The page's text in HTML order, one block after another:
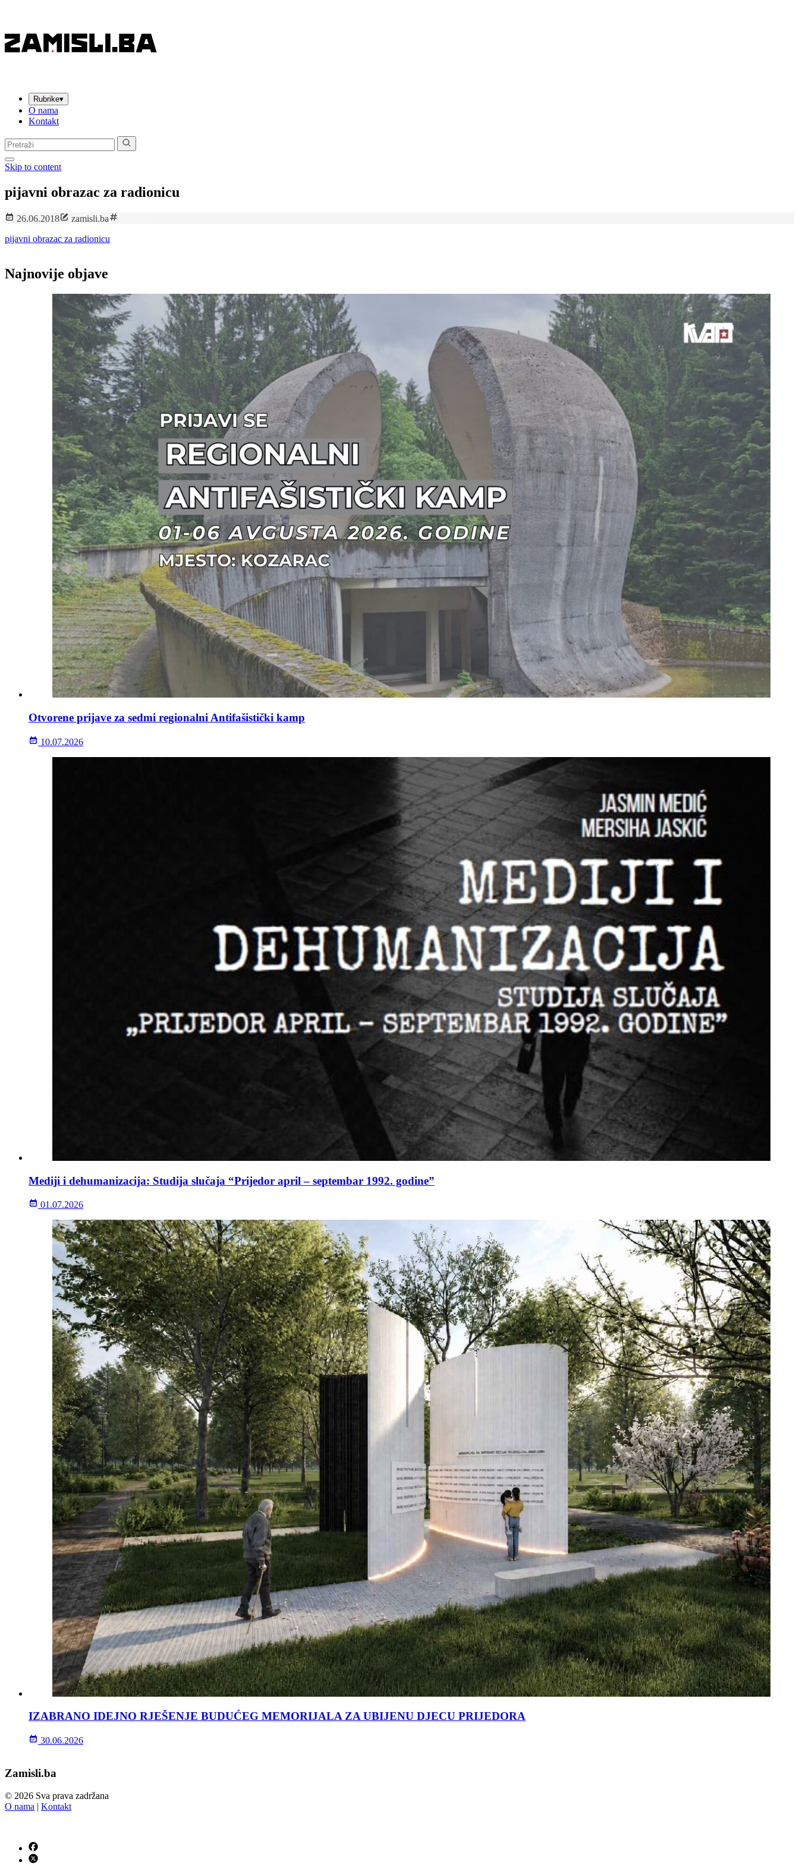
Rubrike▾
O nama
Kontakt
Pretraga:
Skip to content
pijavni obrazac za radionicu
26.06.2018
zamisli.ba
pijavni obrazac za radionicu
Najnovije objave
Otvorene prijave za sedmi regionalni Antifašistički kamp
10.07.2026
Mediji i dehumanizacija: Studija slučaja “Prijedor april – septembar 1992. godine”
01.07.2026
IZABRANO IDEJNO RJEŠENJE BUDUĆEG MEMORIJALA ZA UBIJENU DJECU PRIJEDORA
30.06.2026
Zamisli.ba
© 2026 Sva prava zadržana
O nama
Kontakt